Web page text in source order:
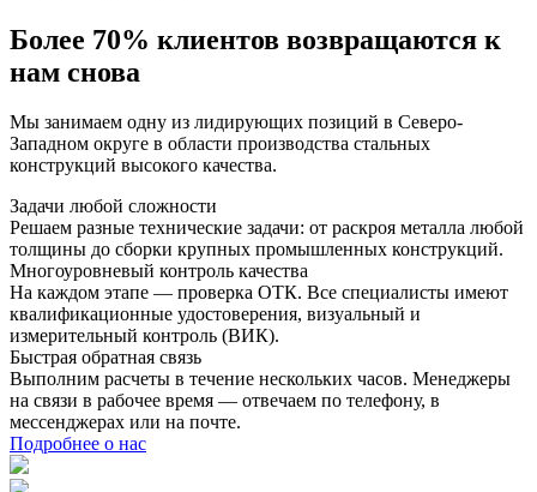
Более 70% клиентов возвращаются к
нам снова
Мы занимаем одну из лидирующих позиций в Северо-
Западном округе в области производства стальных
конструкций высокого качества.
Задачи любой сложности
Решаем разные технические задачи: от раскроя металла любой
толщины до сборки крупных промышленных конструкций.
Многоуровневый контроль качества
На каждом этапе — проверка ОТК. Все специалисты имеют
квалификационные удостоверения, визуальный и
измерительный контроль (ВИК).
Быстрая обратная связь
Выполним расчеты в течение нескольких часов. Менеджеры
на связи в рабочее время — отвечаем по телефону, в
мессенджерах или на почте.
Подробнее о нас